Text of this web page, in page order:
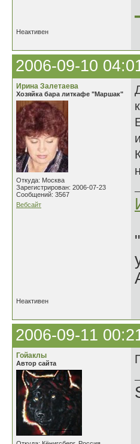
Неактивен
2006-09-10
Ирина Залетаева
Хозяйка бара литкафе "Маршак"
Откуда: Москва
Зарегистрирован: 2006-07-23
Сообщений: 3567
Вебсайт
Неактивен
2006-09-11
Гойаклы
Автор сайта